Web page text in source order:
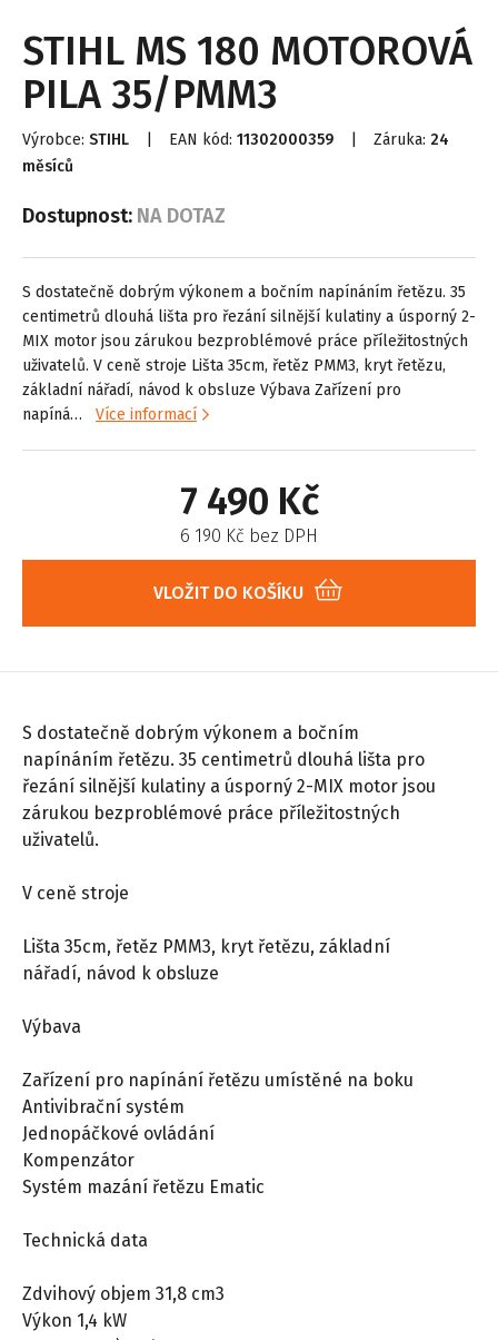
STIHL MS 180 MOTOROVÁ
PILA 35/PMM3
Výrobce: STIHL EAN kód: 11302000359 Záruka: 24
měsíců
Dostupnost: NA DOTAZ
S dostatečně dobrým výkonem a bočním napínáním řetězu. 35
centimetrů dlouhá lišta pro řezání silnější kulatiny a úsporný 2-
MIX motor jsou zárukou bezproblémové práce příležitostných
uživatelů. V ceně stroje Lišta 35cm, řetěz PMM3, kryt řetězu,
základní nářadí, návod k obsluze Výbava Zařízení pro
napíná… Více informací
7 490 Kč
6 190 Kč bez DPH
VLOŽIT DO KOŠÍKU
S dostatečně dobrým výkonem a bočním
napínáním řetězu. 35 centimetrů dlouhá lišta pro
řezání silnější kulatiny a úsporný 2-MIX motor jsou
zárukou bezproblémové práce příležitostných
uživatelů.
V ceně stroje
Lišta 35cm, řetěz PMM3, kryt řetězu, základní
nářadí, návod k obsluze
Výbava
Zařízení pro napínání řetězu umístěné na boku
Antivibrační systém
Jednopáčkové ovládání
Kompenzátor
Systém mazání řetězu Ematic
Technická data
Zdvihový objem 31,8 cm3
Výkon 1,4 kW